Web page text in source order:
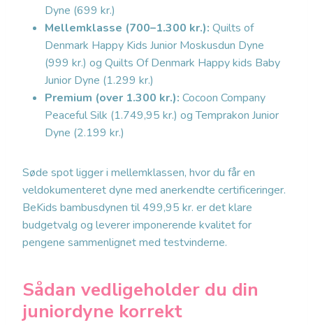
Dyne (699 kr.)
Mellemklasse (700–1.300 kr.): Quilts of
Denmark Happy Kids Junior Moskusdun Dyne
(999 kr.) og Quilts Of Denmark Happy kids Baby
Junior Dyne (1.299 kr.)
Premium (over 1.300 kr.): Cocoon Company
Peaceful Silk (1.749,95 kr.) og Temprakon Junior
Dyne (2.199 kr.)
Søde spot ligger i mellemklassen, hvor du får en
veldokumenteret dyne med anerkendte certificeringer.
BeKids bambusdynen til 499,95 kr. er det klare
budgetvalg og leverer imponerende kvalitet for
pengene sammenlignet med testvinderne.
Sådan vedligeholder du din
juniordyne korrekt